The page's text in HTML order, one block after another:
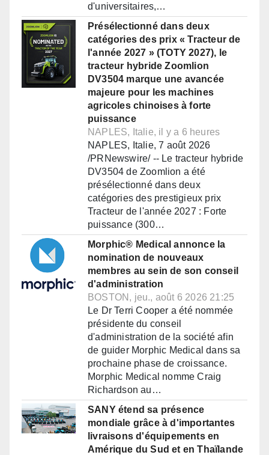
d'universitaires,…
Présélectionné dans deux
catégories des prix « Tracteur de
l'année 2027 » (TOTY 2027), le
tracteur hybride Zoomlion
DV3504 marque une avancée
majeure pour les machines
agricoles chinoises à forte
puissance
NAPLES, Italie, il y a 6 heures
NAPLES, Italie, 7 août 2026
/PRNewswire/ -- Le tracteur hybride
DV3504 de Zoomlion a été
présélectionné dans deux
catégories des prestigieux prix
Tracteur de l'année 2027 : Forte
puissance (300…
Morphic® Medical annonce la
nomination de nouveaux
membres au sein de son conseil
d'administration
BOSTON, jeu., août 6 2026 21:25
Le Dr Terri Cooper a été nommée
présidente du conseil
d'administration de la société afin
de guider Morphic Medical dans sa
prochaine phase de croissance.
Morphic Medical nomme Craig
Richardson au…
SANY étend sa présence
mondiale grâce à d'importantes
livraisons d'équipements en
Amérique du Sud et en Thaïlande